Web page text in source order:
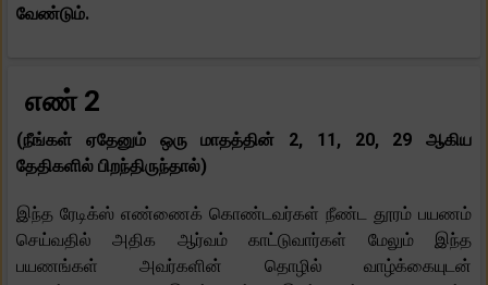
வேண்டும்.
எண் 2
(நீங்கள் ஏதேனும் ஒரு மாதத்தின் 2, 11, 20, 29 ஆகிய
தேதிகளில் பிறந்திருந்தால்)
இந்த ரேடிக்ஸ் எண்ணைக் கொண்டவர்கள் நீண்ட தூரம் பயணம்
செய்வதில் அதிக ஆர்வம் காட்டுவார்கள் மேலும் இந்த
பயணங்கள் அவர்களின் தொழில் வாழ்க்கையுடன்